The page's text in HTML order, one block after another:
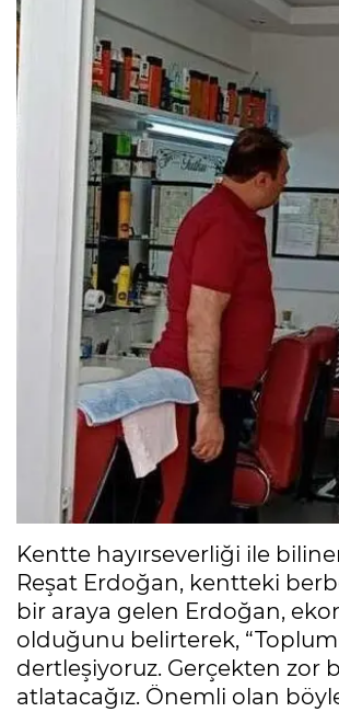
Kentte hayırseverliği ile
Reşat Erdoğan, kentteki
bir araya gelen Erdoğan,
olduğunu belirterek,
dertleşiyoruz. Gerçekten zor
atlatacağız. Önemli olan